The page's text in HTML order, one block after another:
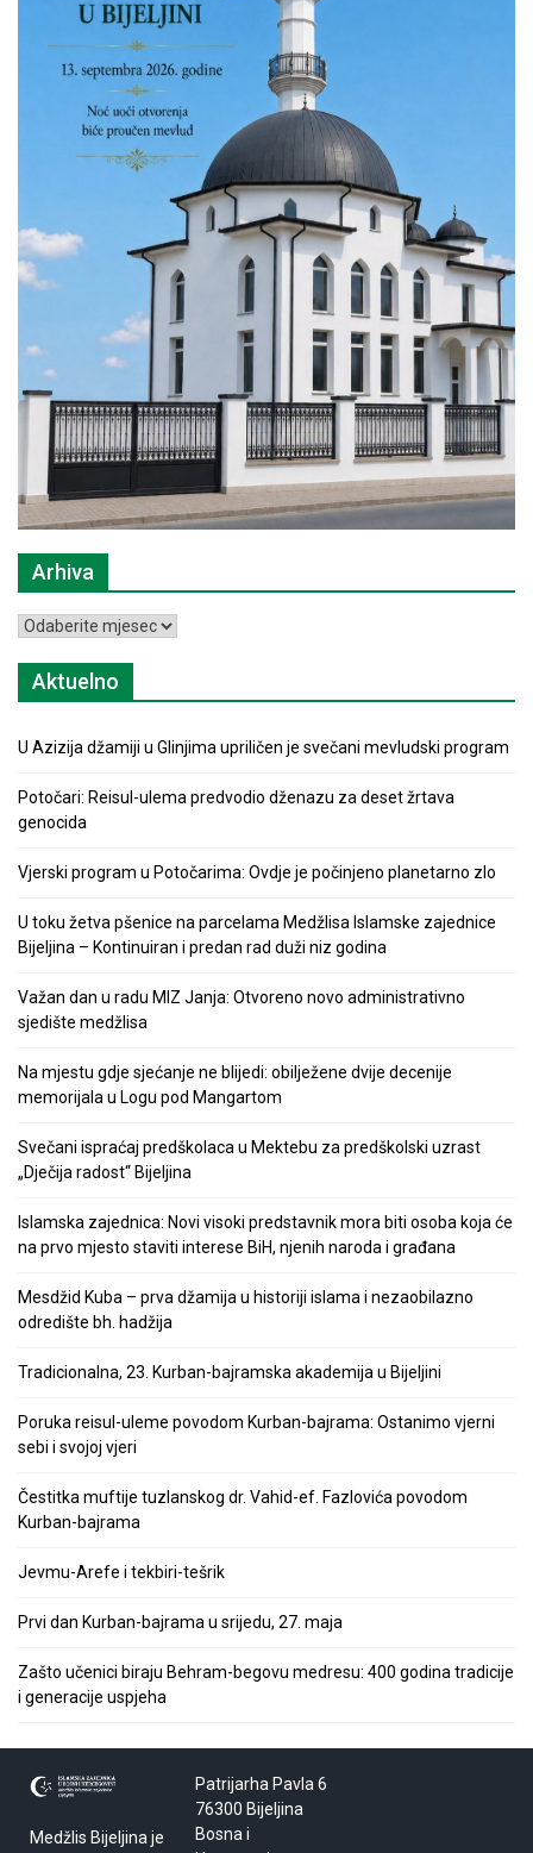
Arhiva
Arhiva
Aktuelno
U Azizija džamiji u Glinjima upriličen je svečani mevludski program
Potočari: Reisul-ulema predvodio dženazu za deset žrtava
genocida
Vjerski program u Potočarima: Ovdje je počinjeno planetarno zlo
U toku žetva pšenice na parcelama Medžlisa Islamske zajednice
Bijeljina – Kontinuiran i predan rad duži niz godina
Važan dan u radu MIZ Janja: Otvoreno novo administrativno
sjedište medžlisa
Na mjestu gdje sjećanje ne blijedi: obilježene dvije decenije
memorijala u Logu pod Mangartom
Svečani ispraćaj predškolaca u Mektebu za predškolski uzrast
„Dječija radost“ Bijeljina
Islamska zajednica: Novi visoki predstavnik mora biti osoba koja će
na prvo mjesto staviti interese BiH, njenih naroda i građana
Mesdžid Kuba – prva džamija u historiji islama i nezaobilazno
odredište bh. hadžija
Tradicionalna, 23. Kurban-bajramska akademija u Bijeljini
Poruka reisul-uleme povodom Kurban-bajrama: Ostanimo vjerni
sebi i svojoj vjeri
Čestitka muftije tuzlanskog dr. Vahid-ef. Fazlovića povodom
Kurban-bajrama
Jevmu-Arefe i tekbiri-tešrik
Prvi dan Kurban-bajrama u srijedu, 27. maja
Zašto učenici biraju Behram-begovu medresu: 400 godina tradicije
i generacije uspjeha
Medžlis Bijeljina je
Patrijarha Pavla 6
76300 Bijeljina
Bosna i